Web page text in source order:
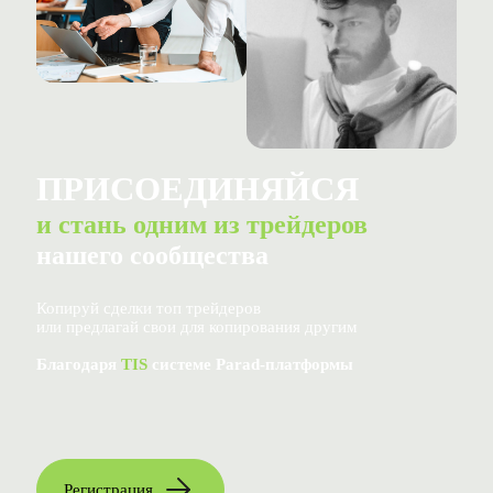
ПРИСОЕДИНЯЙСЯ
и стань одним из трейдеров
нашего сообщества
Копируй сделки топ трейдеров
или предлагай свои для копирования другим
Благодаря TISсистеме Parad-платформы
Регистрация